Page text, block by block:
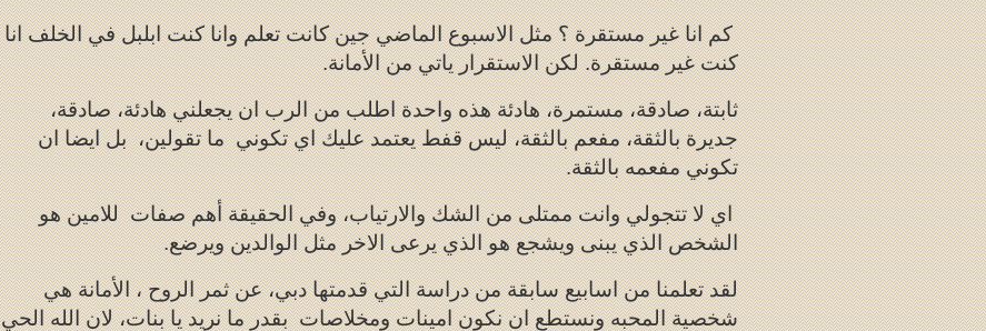
كم انا غير مستقرة ؟ مثل الاسبوع الماضي جين كانت تعلم وانا كنت ابلبل في الخلف انا
كنت غير مستقرة. لكن الاستقرار ياتي من الأمانة.
ثابتة، صادقة، مستمرة، هادئة هذه واحدة اطلب من الرب ان يجعلني هادئة، صادقة،
جديرة بالثقة، مفعم بالثقة، ليس قفط يعتمد عليك اي تكوني ما تقولين، بل ايضا ان
تكوني مفعمه بالثقة.
اي لا تتجولي وانت ممتلى من الشك والارتياب، وفي الحقيقة أهم صفات للامين هو
الشخص الذي يبنى ويشجع هو الذي يرعى الاخر مثل الوالدين ويرضع.
لقد تعلمنا من اسابيع سابقة من دراسة التي قدمتها دبي، عن ثمر الروح ، الأمانة هي
شخصية المحبه ونستطع ان نكون امينات ومخلاصات بقدر ما نريد يا بنات، لان الله الحي